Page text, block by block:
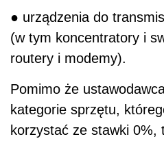
● urządzenia do
(w tym koncentratory i
routery i modemy).
Pomimo że
kategorie sprzętu,
korzystać ze stawki 0%,